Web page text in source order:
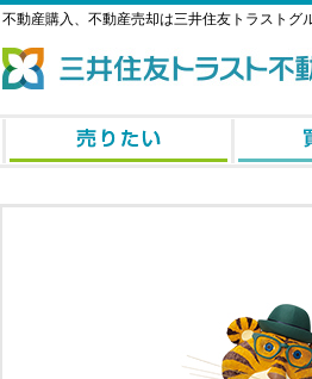
不動産購入、不動産売却は三井住友トラストグ